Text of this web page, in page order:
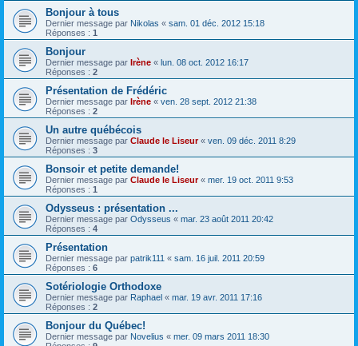
Bonjour à tous
Dernier message par Nikolas « sam. 01 déc. 2012 15:18
Réponses : 1
Bonjour
Dernier message par Irène « lun. 08 oct. 2012 16:17
Réponses : 2
Présentation de Frédéric
Dernier message par Irène « ven. 28 sept. 2012 21:38
Réponses : 2
Un autre québécois
Dernier message par Claude le Liseur« ven. 09 déc. 2011 8:29
Réponses : 3
Bonsoir et petite demande!
Dernier message par Claude le Liseur« mer. 19 oct. 2011 9:53
Réponses : 1
Odysseus : présentation ...
Dernier message par Odysseus « mar. 23 août 2011 20:42
Réponses : 4
Présentation
Dernier message par patrik111 « sam. 16 juil. 2011 20:59
Réponses : 6
Sotériologie Orthodoxe
Dernier message par Raphael « mar. 19 avr. 2011 17:16
Réponses : 2
Bonjour du Québec!
Dernier message par Novelius « mer. 09 mars 2011 18:30